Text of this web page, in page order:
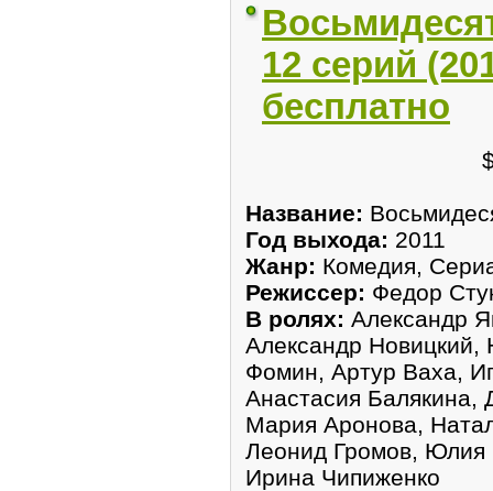
12 серий
бесплатно
Название:
Год выхода: 2011
Жанр: Комедия,
Режиссер: Федор
В ролях: Александр
Александр
Фомин, Артур Ваха,
Анастасия Балякина,
Мария Аронова,
Леонид Громов, Юлия
Ирина Чипиженко